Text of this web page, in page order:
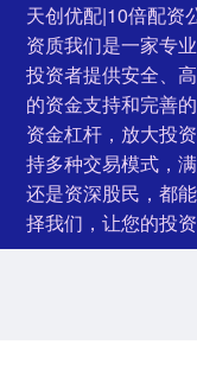
天创优配|10倍配资
资质我们是一家专
投资者提供安全、
的资金支持和完善
资金杠杆，放大投
持多种交易模式，
还是资深股民，都
择我们，让您的投